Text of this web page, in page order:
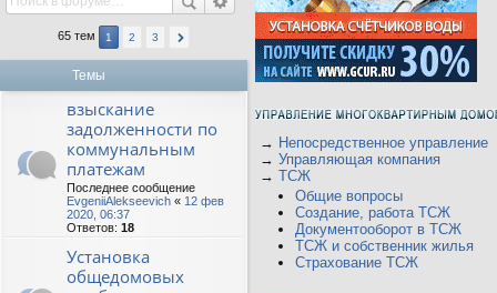
65 тем 1 2 3
Темы
взыскание
задолженности по
коммунальным
платежам
Последнее сообщение
EvgeniiAlekseevich « 12 фев
2020, 06:37
Ответов: 18
Установка
общедомовых
→ Непосредственное управление
→ Управляющая компания
→ ТСЖ
Общие вопросы
Создание, работа ТСЖ
Документооборот в ТСЖ
ТСЖ и собственник жилья
Страхование ТСЖ